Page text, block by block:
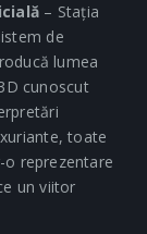
– Stația
de
lumea
cunoscut
toate
reprezentare
un viitor